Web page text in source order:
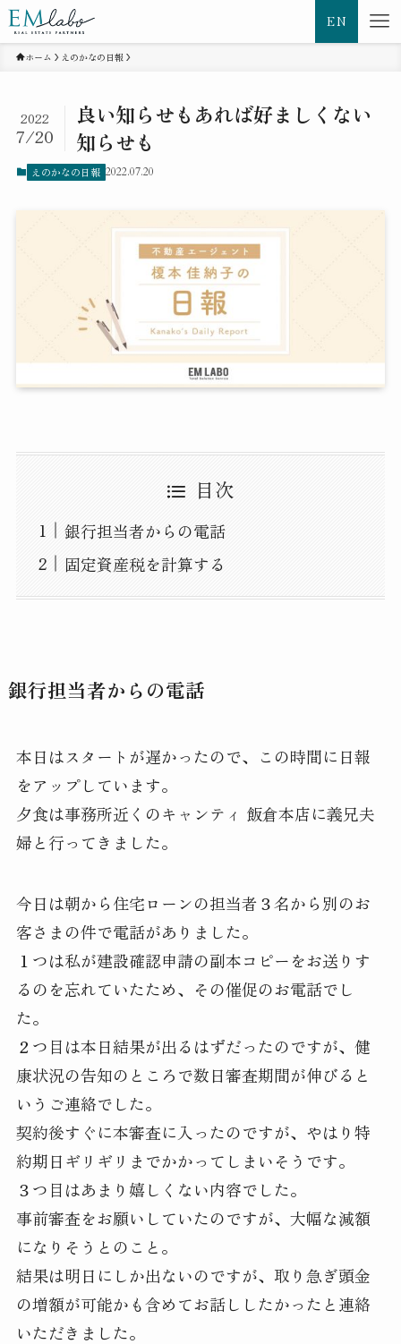
EN
ホーム えのかなの日報
良い知らせもあれば好ましくない
知らせも
2022
7/20
えのかなの日報 2022.07.20
目次
銀行担当者からの電話
固定資産税を計算する
銀行担当者からの電話
本日はスタートが遅かったので、この時間に日報
をアップしています。
夕食は事務所近くのキャンティ 飯倉本店に義兄夫
婦と行ってきました。
今日は朝から住宅ローンの担当者３名から別のお
客さまの件で電話がありました。
１つは私が建設確認申請の副本コピーをお送りす
るのを忘れていたため、その催促のお電話でし
た。
２つ目は本日結果が出るはずだったのですが、健
康状況の告知のところで数日審査期間が伸びると
いうご連絡でした。
契約後すぐに本審査に入ったのですが、やはり特
約期日ギリギリまでかかってしまいそうです。
３つ目はあまり嬉しくない内容でした。
事前審査をお願いしていたのですが、大幅な減額
になりそうとのこと。
結果は明日にしか出ないのですが、取り急ぎ頭金
の増額が可能かも含めてお話ししたかったと連絡
いただきました。